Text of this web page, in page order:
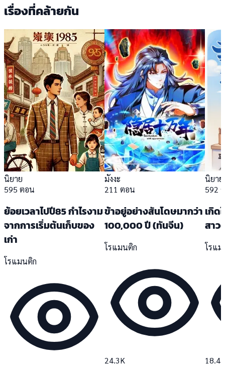
เรื่องที่คล้ายกัน
นิยาย
595 ตอน
ย้อยเวลาไปปี85 กำไรงาม
จากการเริ่มต้นเก็บของ
เก่า
โรแมนติก
มังงะ
211 ตอน
ข้าอยู่อย่างสันโดษมากว่า
100,000 ปี (ทันจีน)
โรแมนติก
24.3K
นิยาย
592
เกิด
สาว
โรแ
18.4K